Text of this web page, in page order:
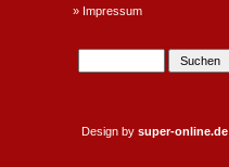
» Impressum
Design by super-online.de